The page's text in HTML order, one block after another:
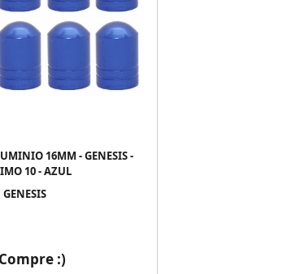
16MM - GENESIS -
10 - AZUL
GENESIS
:)